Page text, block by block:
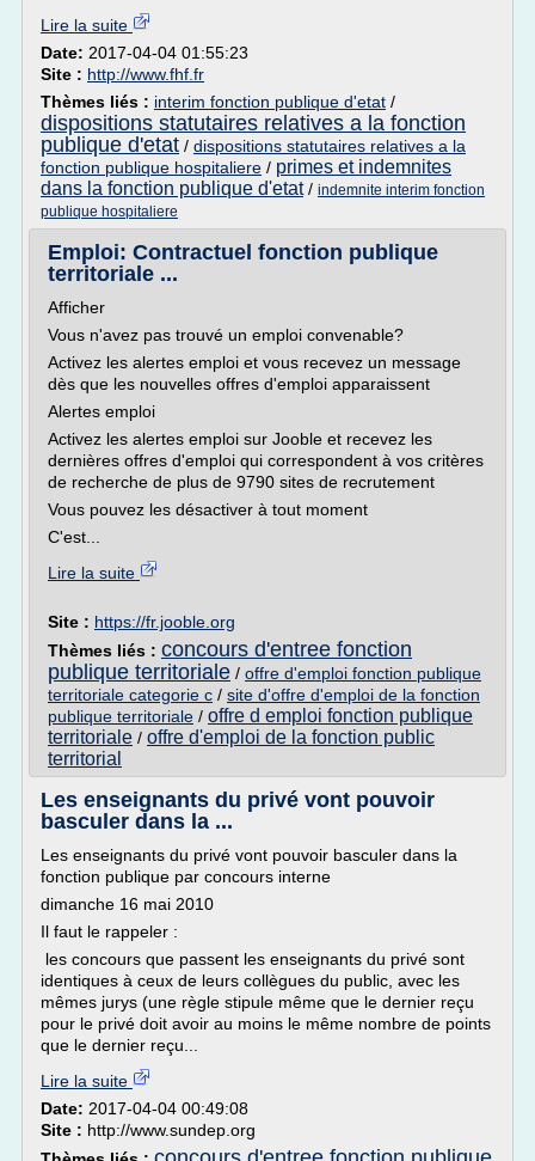
Lire la suite
Date: 2017-04-04 01:55:23
Site : http://www.fhf.fr
Thèmes liés : interim fonction publique d'etat /
dispositions statutaires relatives a la fonction
publique d'etat / dispositions statutaires relatives a la
fonction publique hospitaliere / primes et indemnites
dans la fonction publique d'etat/ indemnite interim fonction
publique hospitaliere
Emploi: Contractuel fonction publique
territoriale ...
Afficher
Vous n'avez pas trouvé un emploi convenable?
Activez les alertes emploi et vous recevez un message
dès que les nouvelles offres d'emploi apparaissent
Alertes emploi
Activez les alertes emploi sur Jooble et recevez les
dernières offres d'emploi qui correspondent à vos critères
de recherche de plus de 9790 sites de recrutement
Vous pouvez les désactiver à tout moment
C'est...
Lire la suite
Site : https://fr.jooble.org
Thèmes liés : concours d'entree fonction
publique territoriale / offre d'emploi fonction publique
territoriale categorie c / site d'offre d'emploi de la fonction
publique territoriale / offre d emploi fonction publique
territoriale / offre d'emploi de la fonction public
territorial
Les enseignants du privé vont pouvoir
basculer dans la ...
Les enseignants du privé vont pouvoir basculer dans la
fonction publique par concours interne
dimanche 16 mai 2010
Il faut le rappeler :
les concours que passent les enseignants du privé sont
identiques à ceux de leurs collègues du public, avec les
mêmes jurys (une règle stipule même que le dernier reçu
pour le privé doit avoir au moins le même nombre de points
que le dernier reçu...
Lire la suite
Date: 2017-04-04 00:49:08
Site : http://www.sundep.org